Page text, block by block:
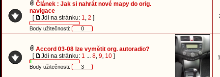
Článek : Jak si nahrát nové mapy do orig.
navigace
[
Jdi na stránku: 1, 2 ]
Body užitečnosti: 0
Accord 03-08 lze vymětit org. autoradio?
[
Jdi na stránku: 1 ... 8, 9, 10 ]
Body užitečnosti: 3